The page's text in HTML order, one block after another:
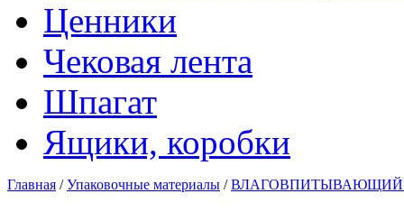
Ценники
Чековая лента
Шпагат
Ящики, коробки
Главная /Упаковочные материалы /ВЛАГОВПИТЫВАЮЩИЙ